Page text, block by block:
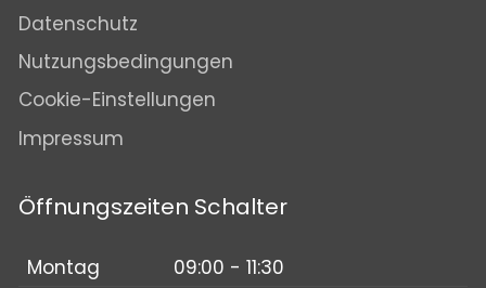
Datenschutz
Nutzungsbedingungen
Cookie-Einstellungen
Impressum
Öffnungszeiten Schalter
Montag
09:00 - 11:30